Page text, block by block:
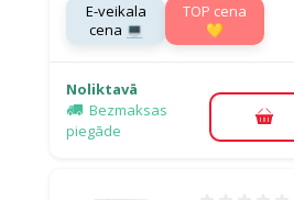
E-veikala
cena 💻
TOP cena
💛
Noliktavā
Bezmaksas
piegāde